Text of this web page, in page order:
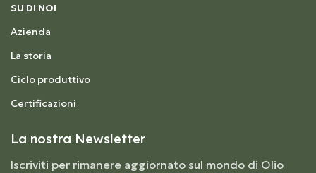
SU DI NOI
Azienda
La storia
Ciclo produttivo
Certificazioni
La nostra Newsletter
Iscriviti per rimanere aggiornato sul mondo di Olio